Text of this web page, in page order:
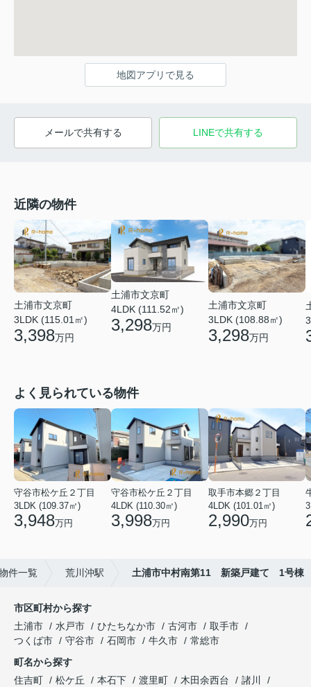
地図アプリで見る
メールで共有する LINEで共有する
近隣の物件
土浦市文京町
3LDK (115.01㎡)
3,398万円
土浦市文京町
4LDK (111.52㎡)
3,298万円
土浦市文京町
3LDK (108.88㎡)
3,298万円
よく見られている物件
守谷市松ケ丘２丁目
3LDK (109.37㎡)
3,948万円
守谷市松ケ丘２丁目
4LDK (110.30㎡)
3,998万円
取手市本郷２丁目
4LDK (101.01㎡)
2,990万円
件一覧 荒川沖駅 土浦市中村南第11 新築戸建て 1号棟
市区町村から探す
土浦市
水戸市 ひたちなか市 古河市
取手市
つくば市
守谷市 石岡市 牛久市
常総市
町名から探す
住吉町
松ケ丘 本石下 渡里町 木田余西台
諸川